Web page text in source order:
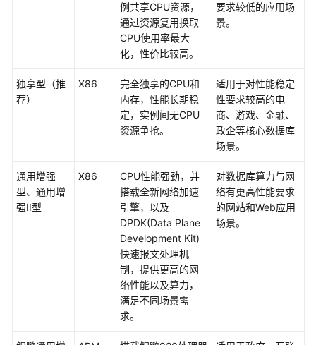
书
故
障
例共享CPU资源，
通过资源复用换取
CPU使用率最大
化，性价比较高。
要求较低的应用场
景。
独享型（推
荐）
X86
完全独享的CPU和
内存，性能长期稳
定，实例间无CPU
资源争抢。
适用于对性能稳定
性要求较高的电
商、游戏、金融、
政企等核心数据库
场景。
通用增强
型、通用增
强II型
X86
CPU性能强劲，并
搭载全新网络加速
引擎，以及
DPDK(Data Plane
Development Kit)
快速报文处理机
制，提供更高的网
络性能以及算力，
满足不同场景需
求。
对数据库算力与网
络有更高性能要求
的网站和Web应用
场景。